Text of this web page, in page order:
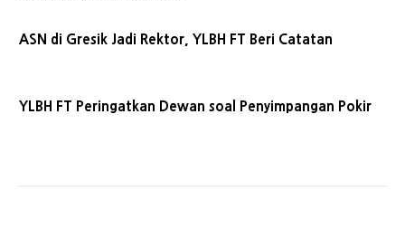
ASN di Gresik Jadi Rektor, YLBH FT Beri Catatan
YLBH FT Peringatkan Dewan soal Penyimpangan Pokir